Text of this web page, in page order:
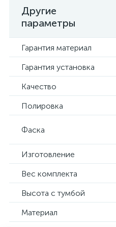
Другие
параметры
Гарантия материал
Гарантия установка
Качество
Полировка
Фаска
Изготовление
Вес комплекта
Высота с тумбой
Материал